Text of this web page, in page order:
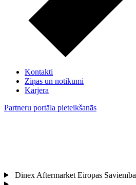
Kontakti
Ziņas un notikumi
Karjera
Partneru portāla pieteikšanās
Dinex Aftermarket Eiropas Savienība